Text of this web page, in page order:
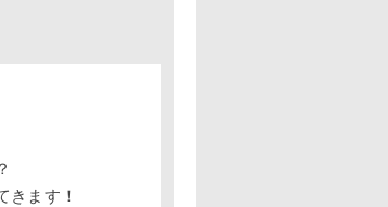
きます！